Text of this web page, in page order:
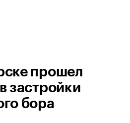
прошел
застройки
бора